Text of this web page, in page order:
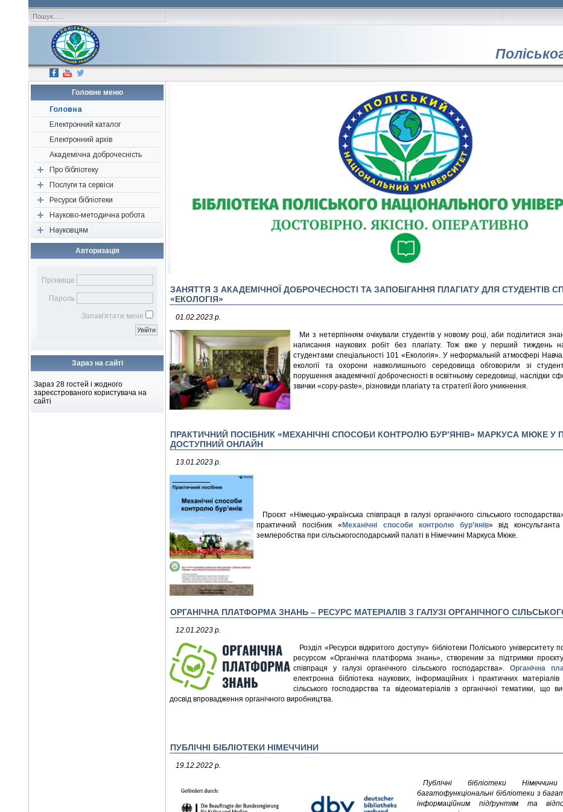
Головне меню
Головна
Електронний каталог
Електронний архів
Академічна доброчесність
Про бібліотеку
Наші друзі, партнери,
спонсори
Історична довідка
Структура
Нормативні документи
Послуги та сервіси
Перевірка «на плагіат»
Консультація
Визначення індексів
Підбір літератури
Редагування джерел
Віртуальна довідка
Електронна доставка
документів
Ресурси бібліотеки
Періодичні видання
Ресурси відкритого доступу
Нові надходження
Бібліографічні видання
Віртуальна виставка
Науково-методична робота
Об’єднання бібліотек
Конференції, семінари,
тренінги
Бібліотечному фахівцю
Науковцям
Авторам наукових публікацій
Поради для написання
наукових робіт
Бібліометрика української
науки
Підбір журналів для
Авторизація
Прізвище
Пароль
Запам'ятати мене
Зараз на сайті
Зараз 28 гостей і жодного
зареєстрованого користувача на
сайті
ЗАНЯТТЯ З АКАДЕМІЧНОЇ ДОБРОЧЕСНОСТІ ТА ЗАПОБІГАННЯ ПЛАГІАТУ ДЛЯ СТУДЕНТІВ
«ЕКОЛОГІЯ»
01.02.2023 р.
Ми з нетерпінням очікували студентів у новому році, аби поділитися
написання наукових робіт без плагіату. Тож вже у перший тиждень
студентами спеціальності 101 «Екологія». У неформальній атмосфері
екології та охорони навколишнього середовища обговорили зі
порушення академічної доброчесності в освітньому середовищі, наслідки
звички «copy-paste», різновиди плагіату та стратегії його уникнення.
ПРАКТИЧНИЙ ПОСІБНИК «МЕХАНІЧНІ СПОСОБИ КОНТРОЛЮ БУР’ЯНІВ» МАРКУСА МЮКЕ У
ДОСТУПНИЙ ОНЛАЙН
13.01.2023 р.
Проєкт «Німецько-українська співпраця в галузі органічного сільського
практичний посібник « Механічні способи контролю бур’янів» від консультанта
землеробства при сільськогосподарський палаті в Німеччині Маркуса Мюке.
ОРГАНІЧНА ПЛАТФОРМА ЗНАНЬ – РЕСУРС МАТЕРІАЛІВ З ГАЛУЗІ ОРГАНІЧНОГО
12.01.2023 р.
Розділ «Ресурси відкритого доступу» бібліотеки Поліського
ресурсом «Органічна платформа знань», створеним за підтримки проєкту
співпраця у галузі органічного сільського господарства». Органічна
електронна бібліотека наукових, інформаційних і практичних
сільського господарства та відеоматеріалів з органічної тематики, що
досвід впровадження органічного виробництва.
ПУБЛІЧНІ БІБЛІОТЕКИ НІМЕЧЧИНИ
19.12.2022 р.
Публічні бібліотеки
багатофункціональні бібліотеки з
інформаційним підґрунтям та